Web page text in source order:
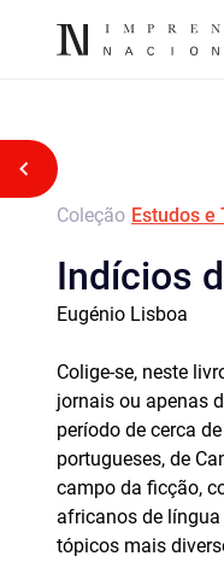
Voltar atrás
Coleção Estudos e
Indícios
Eugénio Lisboa
Colige-se, neste
jornais ou apenas
período de cerca
portugueses, de
campo da ficção,
africanos de
tópicos mais